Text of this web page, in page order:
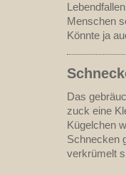
Menschen
Könnte ja
Das
zuck eine
Kügelchen
Schnecken
verkrümelt